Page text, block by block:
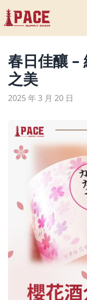
春日佳釀 –
之美
2025 年 3 月 20 日